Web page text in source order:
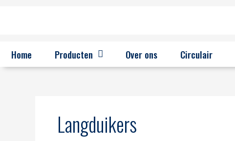
Home Producten Over ons Circulair
Langduikers